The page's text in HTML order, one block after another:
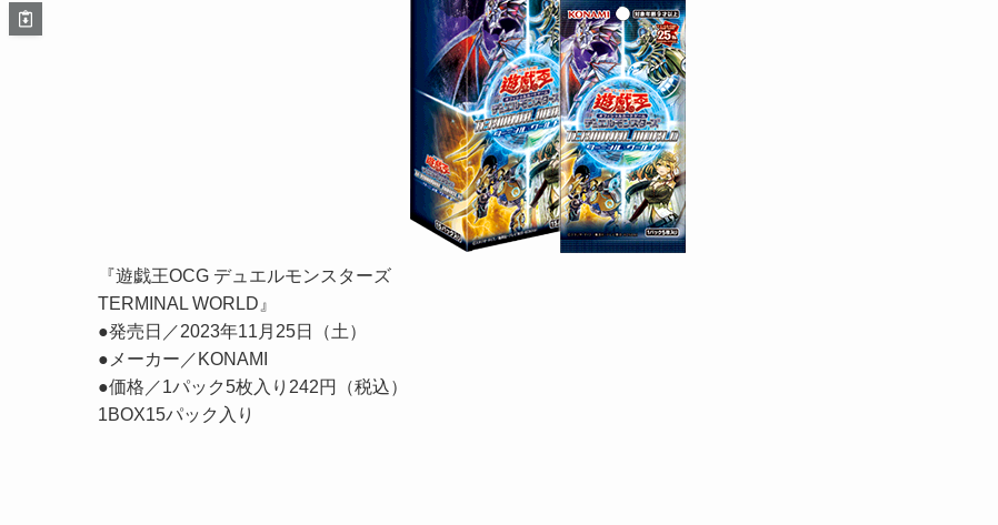
『遊戯王OCG デュエルモンスターズ
TERMINAL WORLD』
●発売日／2023年11月25日（土）
●メーカー／KONAMI
●価格／1パック5枚入り242円（税込）
1BOX15パック入り